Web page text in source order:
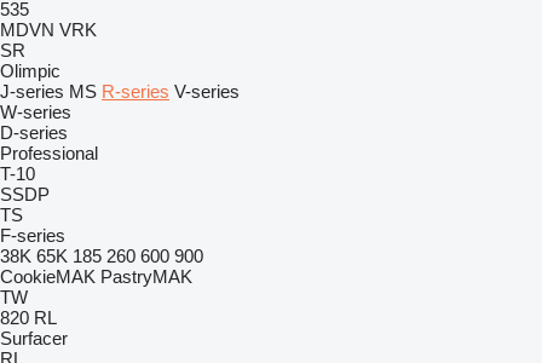
535
MDVN VRK
SR
Olimpic
J-series MS R-series V-series
W-series
D-series
Professional
T-10
SSDP
TS
F-series
38K 65K 185 260 600 900
CookieMAK PastryMAK
TW
820 RL
Surfacer
RL